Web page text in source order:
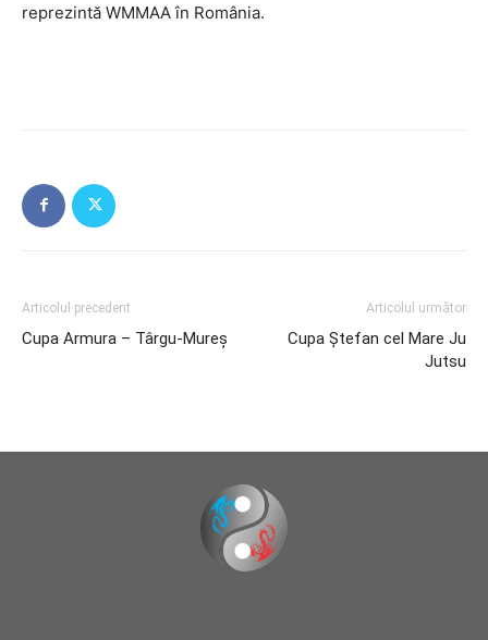
reprezintă WMMAA în România.
Articolul precedent
Cupa Armura – Târgu-Mureș
Articolul următor
Cupa Ștefan cel Mare Ju
Jutsu